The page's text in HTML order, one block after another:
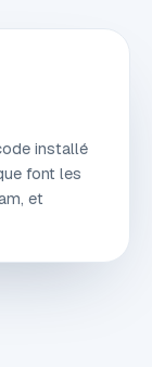
installé
font les
et